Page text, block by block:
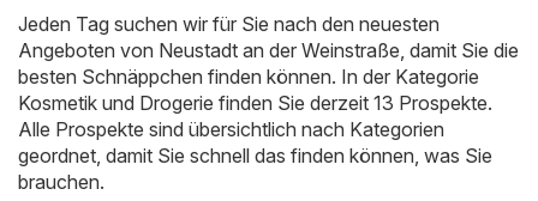
Jeden Tag suchen wir für Sie nach den neuesten
Angeboten von Neustadt an der Weinstraße, damit Sie die
besten Schnäppchen finden können. In der Kategorie
Kosmetik und Drogerie finden Sie derzeit 13 Prospekte.
Alle Prospekte sind übersichtlich nach Kategorien
geordnet, damit Sie schnell das finden können, was Sie
brauchen.